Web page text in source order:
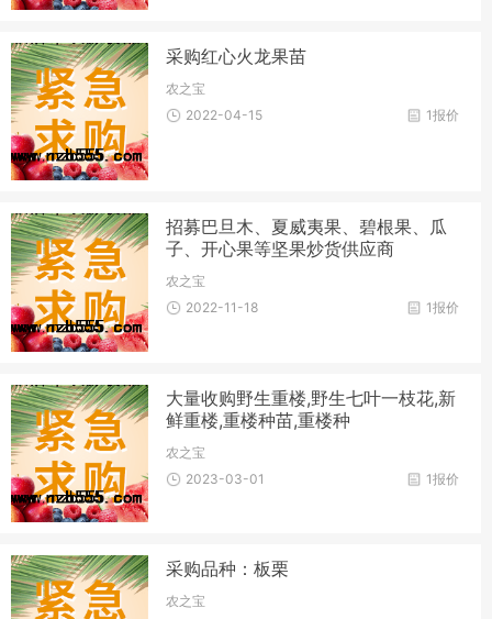
采购红心火龙果苗
农之宝
1报价
2022-04-15
招募巴旦木、夏威夷果、碧根果、瓜
子、开心果等坚果炒货供应商
农之宝
1报价
2022-11-18
大量收购野生重楼,野生七叶一枝花,新
鲜重楼,重楼种苗,重楼种
农之宝
1报价
2023-03-01
采购品种：板栗
农之宝